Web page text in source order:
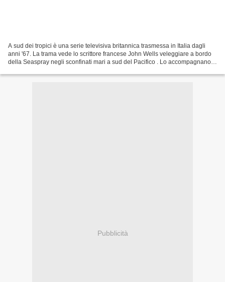
A sud dei tropici è una serie televisiva britannica trasmessa in Italia dagli
anni '67. La trama vede lo scrittore francese John Wells veleggiare a bordo
della Seaspray negli sconfinati mari a sud del Pacifico . Lo accompagnano
Pubblicità